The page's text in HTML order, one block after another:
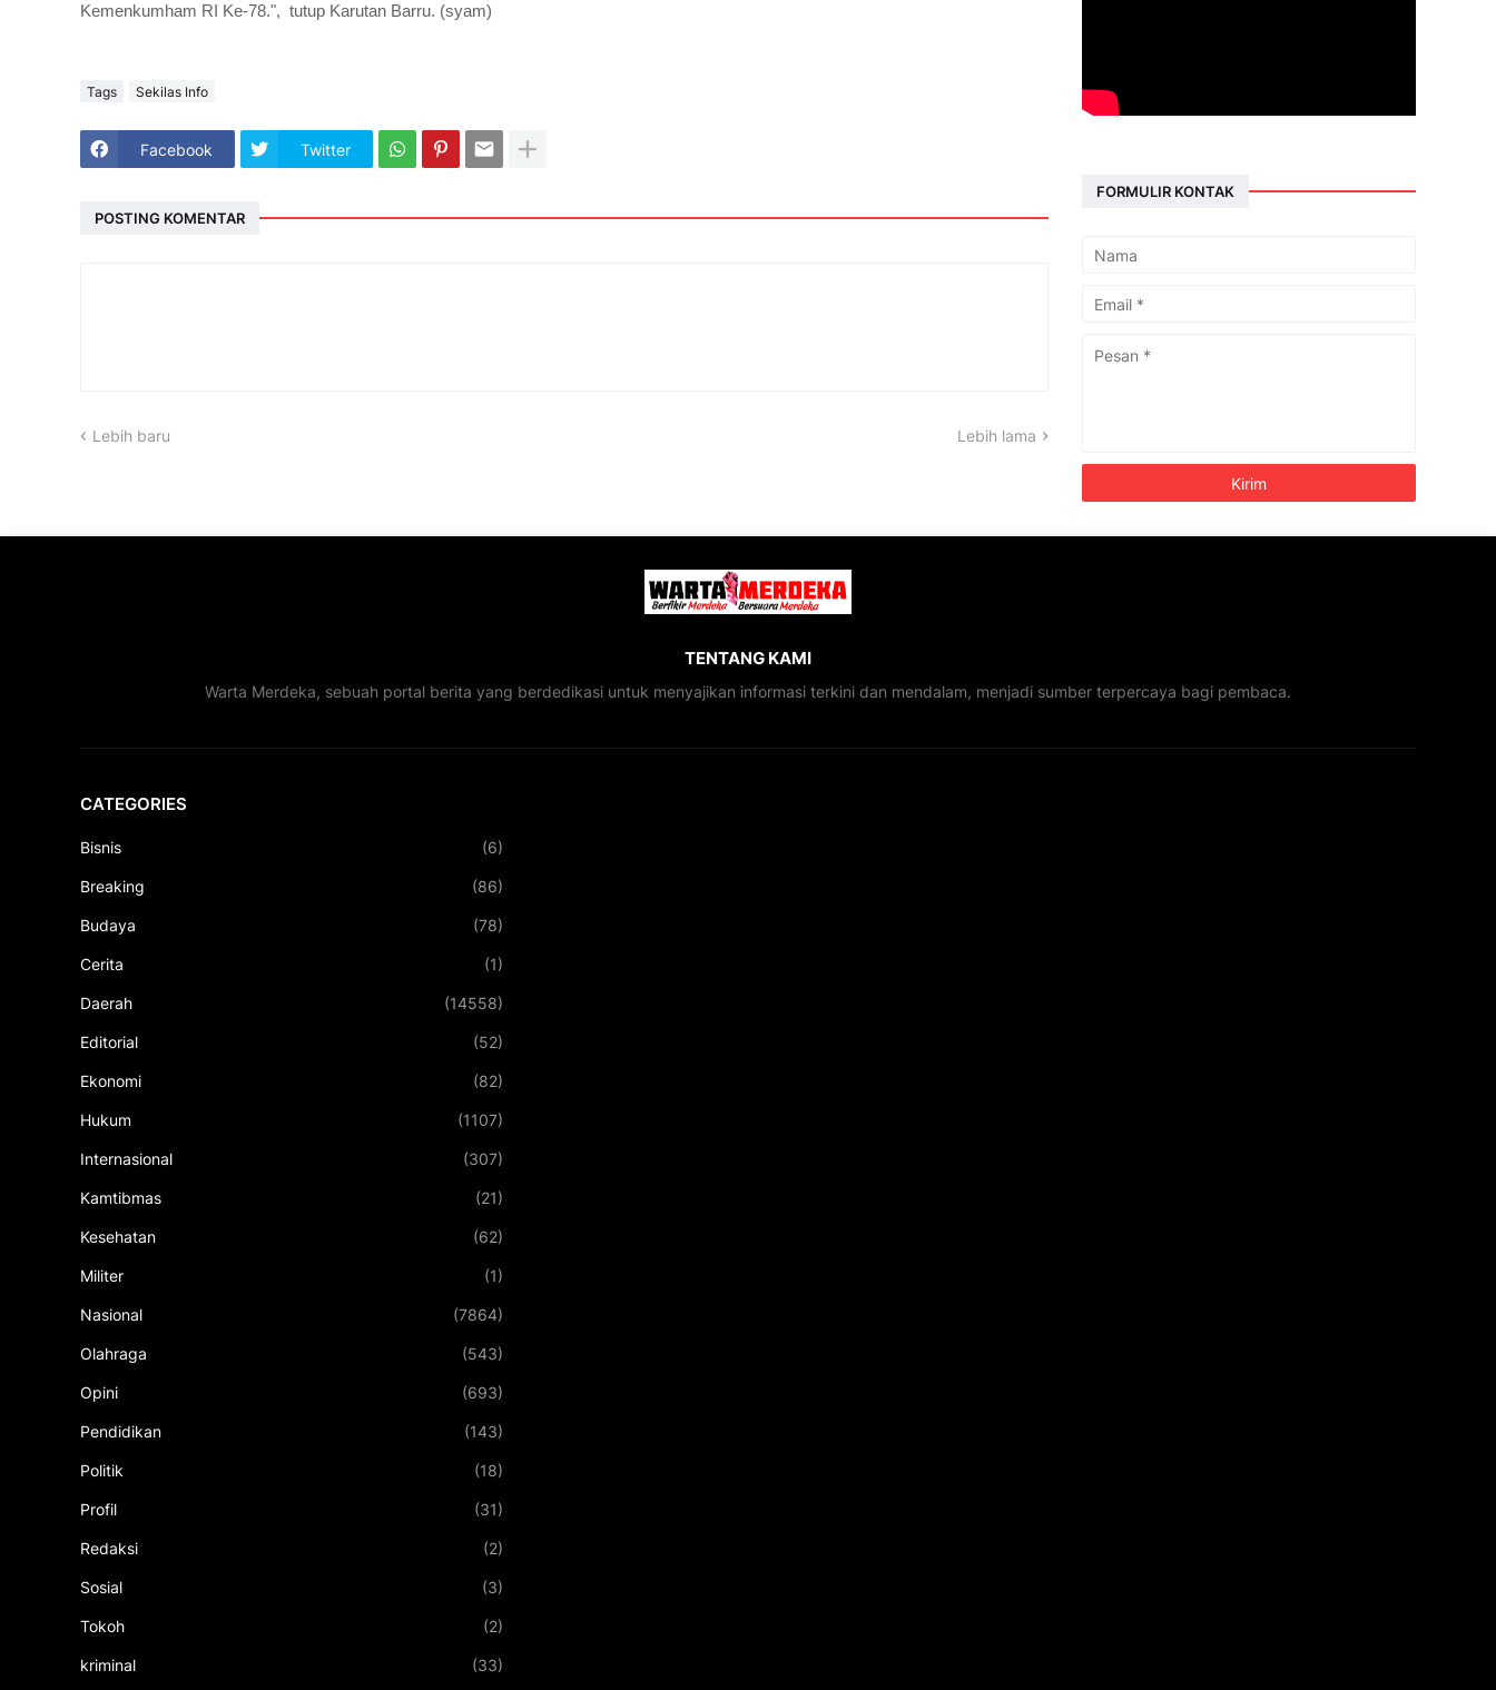
Kemenkumham RI Ke-78.", tutup Karutan Barru. (syam)
Tags Sekilas Info
Facebook Twitter
POSTING KOMENTAR
Lebih baru Lebih lama
FORMULIR KONTAK
TENTANG KAMI
Warta Merdeka, sebuah portal berita yang berdedikasi untuk menyajikan informasi terkini dan mendalam, menjadi sumber terpercaya bagi pembaca.
CATEGORIES
Bisnis (6)
Breaking (86)
Budaya (78)
Cerita (1)
Daerah (14558)
Editorial (52)
Ekonomi (82)
Hukum (1107)
Internasional (307)
Kamtibmas (21)
Kesehatan (62)
Militer (1)
Nasional (7864)
Olahraga (543)
Opini (693)
Pendidikan (143)
Politik (18)
Profil (31)
Redaksi (2)
Sosial (3)
Tokoh (2)
kriminal (33)